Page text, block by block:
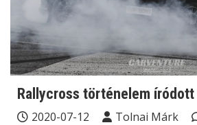
Rallycross történelem íródott
2020-07-12 Tolnai Márk